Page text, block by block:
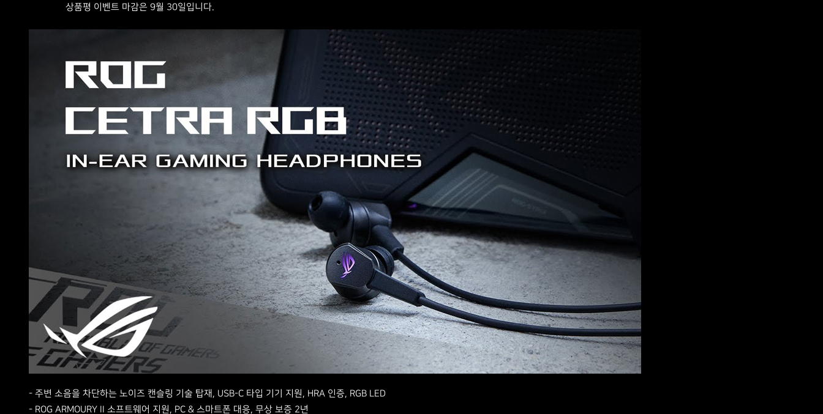
상품평 이벤트 마감은 9월 30일입니다.
- 주변 소음을 차단하는 노이즈 캔슬링 기술 탑재, USB-C 타입 기기 지원, HRA 인증, RGB LED
- ROG ARMOURY II 소프트웨어 지원, PC & 스마트폰 대응, 무상 보증 2년